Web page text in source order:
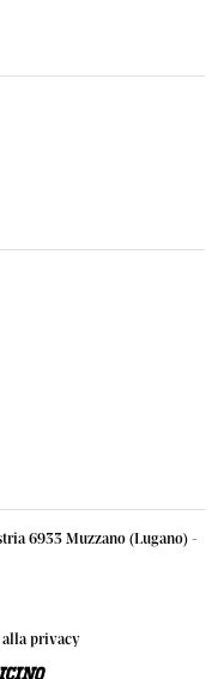
6933 Muzzano (Lugano) -
alla privacy